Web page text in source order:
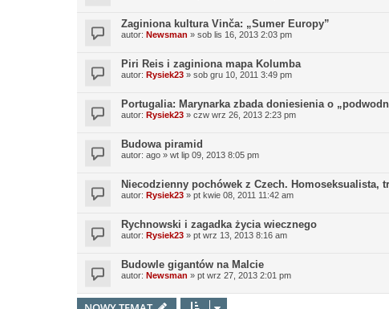
Zaginiona kultura Vinča: „Sumer Europy”
autor: Newsman » sob lis 16, 2013 2:03 pm
Piri Reis i zaginiona mapa Kolumba
autor: Rysiek23 » sob gru 10, 2011 3:49 pm
Portugalia: Marynarka zbada doniesienia o
autor: Rysiek23 » czw wrz 26, 2013 2:23 pm
Budowa piramid
autor: ago » wt lip 09, 2013 8:05 pm
Niecodzienny pochówek z Czech. Homoseksualista,
autor: Rysiek23 » pt kwie 08, 2011 11:42 am
Rychnowski i zagadka życia wiecznego
autor: Rysiek23 » pt wrz 13, 2013 8:16 am
Budowle gigantów na Malcie
autor: Newsman » pt wrz 27, 2013 2:01 pm